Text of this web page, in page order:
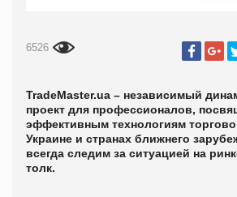
6526
TradeMaster.ua – независимый
проект для профессионалов,
эффективным технологиям
Украине и странах ближнего
всегда следим за ситуацией на
толк.